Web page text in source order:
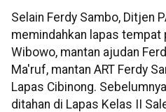
Selain Ferdy Sambo, Ditjen
memindahkan lapas tempat
Wibowo, mantan ajudan
Ma'ruf, mantan ART Ferdy
Lapas Cibinong.
ditahan di Lapas Kelas II